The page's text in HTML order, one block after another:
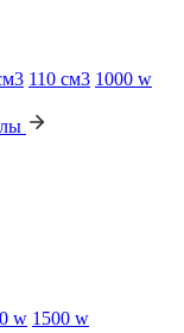
110 см3 1000 w
w 1500 w